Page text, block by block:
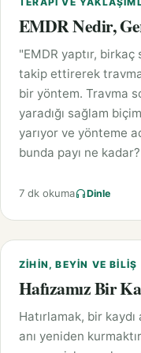
EMDR Nedir,
"EMDR yaptır,
takip ettirerek travma
bir yöntem. Travma
yaradığı sağlam
yarıyor ve yönteme
bunda payı ne kadar?
7 dk okuma Dinle
ZIHIN, BEYIN VE BILIŞ
Hafızamız Bir
Hatırlamak, bir
anı yeniden